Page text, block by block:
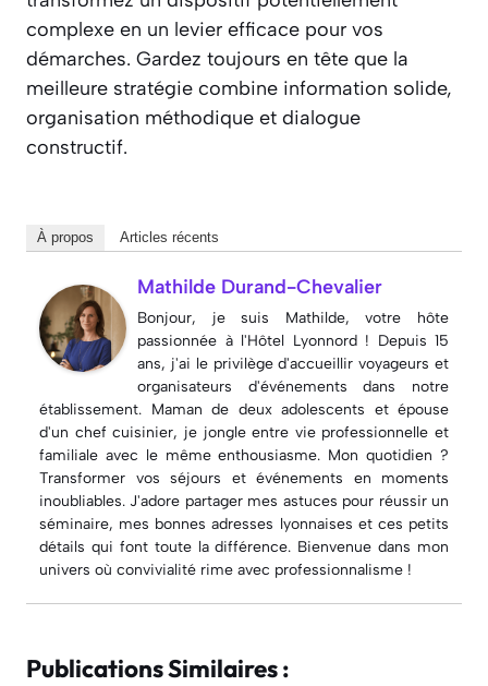
complexe en un levier efficace pour vos
démarches. Gardez toujours en tête que la
meilleure stratégie combine information solide,
organisation méthodique et dialogue
constructif.
À propos Articles récents
Mathilde Durand-Chevalier
Bonjour, je suis Mathilde, votre hôte
passionnée à l'Hôtel Lyonnord ! Depuis 15
ans, j'ai le privilège d'accueillir voyageurs et
organisateurs d'événements dans notre
établissement. Maman de deux adolescents et épouse
d'un chef cuisinier, je jongle entre vie professionnelle et
familiale avec le même enthousiasme. Mon quotidien ?
Transformer vos séjours et événements en moments
inoubliables. J'adore partager mes astuces pour réussir un
séminaire, mes bonnes adresses lyonnaises et ces petits
détails qui font toute la différence. Bienvenue dans mon
univers où convivialité rime avec professionnalisme !
Publications Similaires :